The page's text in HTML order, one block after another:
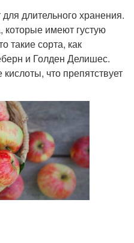
длительного хранения.
которые имеют густую
такие сорта, как
и Голден Делишес.
что препятствует